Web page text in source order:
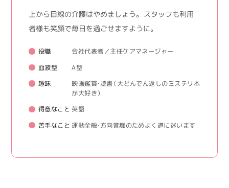
上から目線の介護はやめましょう。 スタッフも利用
者様も笑顔で毎日を過ごせますように。
役職 会社代表者／主任ケアマネージャー
血液型 A型
趣味
映画鑑賞・読書（大どんでん返しのミステリ本
が大好き）
得意なこと 英語
苦手なこと 運動全般・方向音痴のためよく道に迷います